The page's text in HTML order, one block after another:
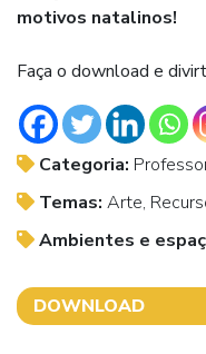
motivos natalinos!
Faça o download e
Categoria:
Temas: Arte,
Ambientes e
DOWNLOAD